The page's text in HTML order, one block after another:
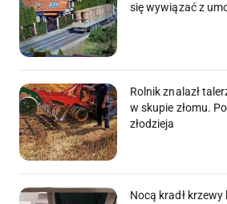
się wywiązać z
Rolnik znalazł
w skupie złomu.
złodzieja
Nocą kradł